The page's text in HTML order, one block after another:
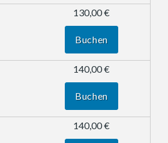
130,00 €
Buchen
140,00 €
Buchen
140,00 €